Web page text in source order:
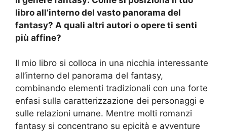
libro all’interno del vasto panorama del
fantasy? A quali altri autori o opere ti senti
più affine?
Il mio libro si colloca in una nicchia interessante
all’interno del panorama del fantasy,
combinando elementi tradizionali con una forte
enfasi sulla caratterizzazione dei personaggi e
sulle relazioni umane. Mentre molti romanzi
fantasy si concentrano su epicità e avventure